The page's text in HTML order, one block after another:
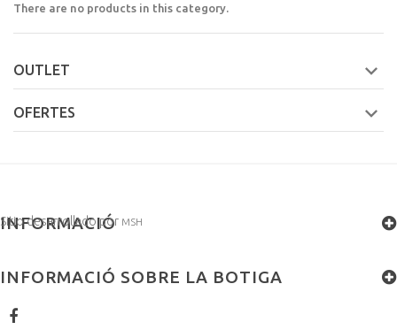
There are no products in this category.
OUTLET
OFERTES
INFORMACIÓ
Sitio desarrollado por MSH
INFORMACIÓ SOBRE LA BOTIGA